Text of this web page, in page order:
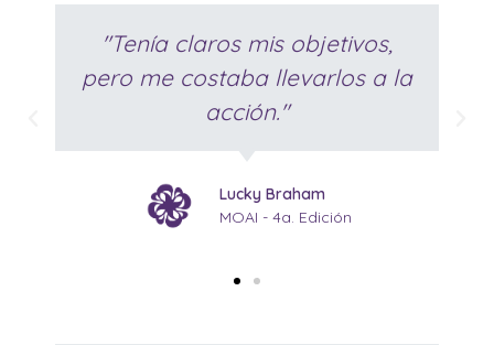
"Tenía claros mis objetivos,
pero me costaba llevarlos a la
acción."
Lucky Braham
MOAI - 4a. Edición